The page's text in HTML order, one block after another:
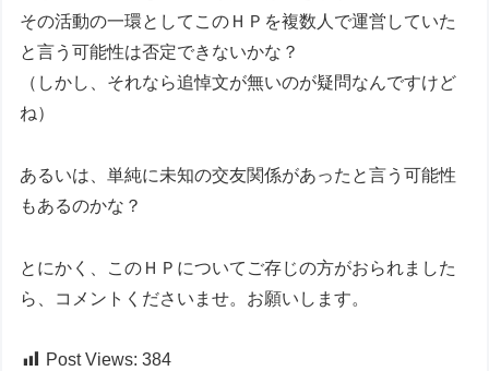
その活動の一環としてこのＨＰを複数人で運営していた
と言う可能性は否定できないかな？
（しかし、それなら追悼文が無いのが疑問なんですけど
ね）
あるいは、単純に未知の交友関係があったと言う可能性
もあるのかな？
とにかく、このＨＰについてご存じの方がおられました
ら、コメントくださいませ。お願いします。
Post Views: 384